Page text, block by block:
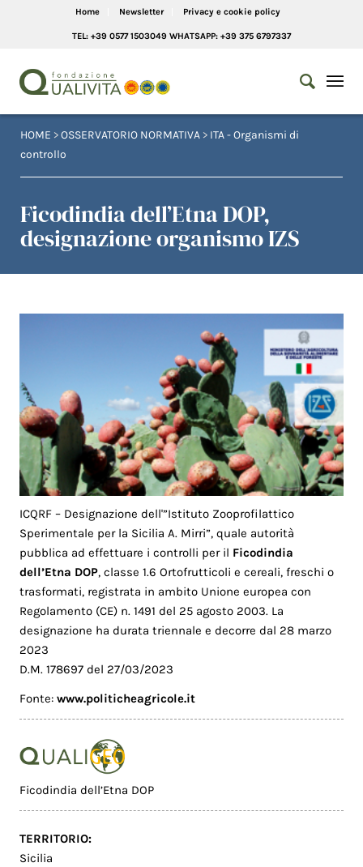
Home Newsletter Privacy e cookie policy
TEL: +39 0577 1503049 WHATSAPP: +39 375 6797337
HOME >OSSERVATORIO NORMATIVA > ITA - Organismi di
controllo
Ficodindia dell’Etna DOP,
designazione organismo IZS
ICQRF – Designazione dell'”Istituto Zooprofilattico
Sperimentale per la Sicilia A. Mirri”, quale autorità
pubblica ad effettuare i controlli per il Ficodindia
dell’Etna DOP, classe 1.6 Ortofrutticoli e cereali, freschi o
trasformati, registrata in ambito Unione europea con
Regolamento (CE) n. 1491 del 25 agosto 2003. La
designazione ha durata triennale e decorre dal 28 marzo
2023
D.M. 178697 del 27/03/2023
Fonte:www.politicheagricole.it
Ficodindia dell’Etna DOP
TERRITORIO:
Sicilia